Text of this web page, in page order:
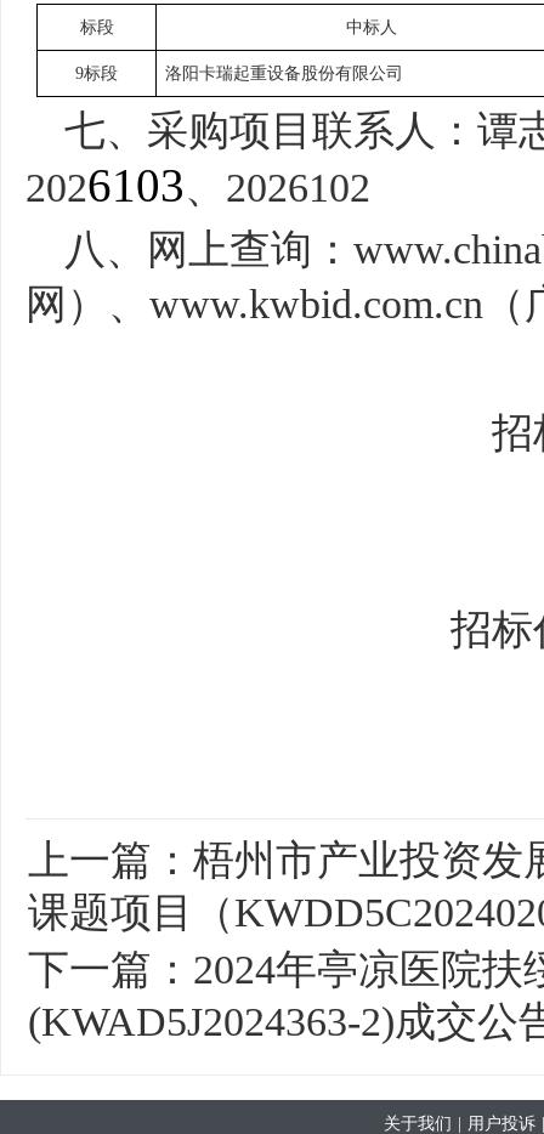
标段 中标人
9标段 洛阳卡瑞起重设备股份有限公司
七、 采购项目联系人：谭
2026103、 2026102
八、
网上查询 ：
网）、www.kwbid.com.cn
招
招标
上一篇： 梧州市产业投资发
课题项目（
下一篇： 2024年亭凉医院
(KWAD5J2024363-2)成交公
关于我们 用户投诉